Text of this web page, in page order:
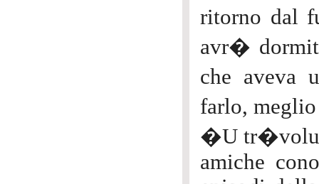
ritorno dal
avr�
che aveva
farlo,
�U
amiche